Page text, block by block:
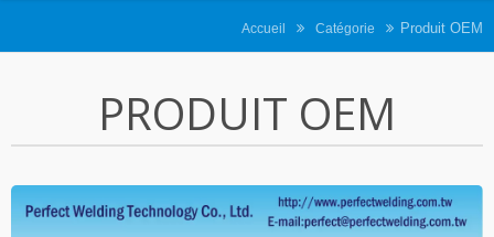
Accueil Catégorie Produit OEM
PRODUIT OEM